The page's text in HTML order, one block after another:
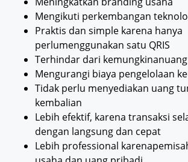
Mengikuti perkembangan
Praktis dan simple karena hanya
perlumenggunakan satu QRIS
Terhindar dari
Mengurangi biaya pengelolaan
Tidak perlu menyediakan uang
kembalian
Lebih efektif, karena transaksi
dengan langsung dan cepat
Lebih professional